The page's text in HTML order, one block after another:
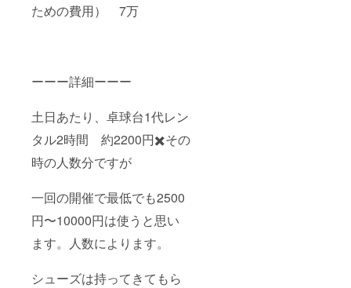
ための費用） 7万
ーーー詳細ーーー
土日あたり、卓球台1代レン
タル2時間 約2200円✖️その
時の人数分ですが
一回の開催で最低でも2500
円〜10000円は使うと思い
ます。人数によります。
シューズは持ってきてもら